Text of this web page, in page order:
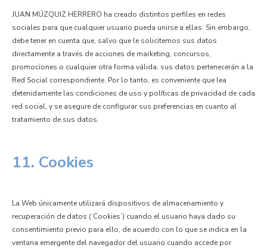
JUAN MÚZQUIZ HERRERO ha creado distintos perfiles en redes
sociales para que cualquier usuario pueda unirse a ellas. Sin embargo,
debe tener en cuenta que, salvo que le solicitemos sus datos
directamente a través de acciones de marketing, concursos,
promociones o cualquier otra forma válida, sus datos pertenecerán a la
Red Social correspondiente. Por lo tanto, es conveniente que lea
detenidamente las condiciones de uso y políticas de privacidad de cada
red social, y se asegure de configurar sus preferencias en cuanto al
tratamiento de sus datos.
11. Cookies
La Web únicamente utilizará dispositivos de almacenamiento y
recuperación de datos (‘Cookies’) cuando el usuario haya dado su
consentimiento previo para ello, de acuerdo con lo que se indica en la
ventana emergente del navegador del usuario cuando accede por